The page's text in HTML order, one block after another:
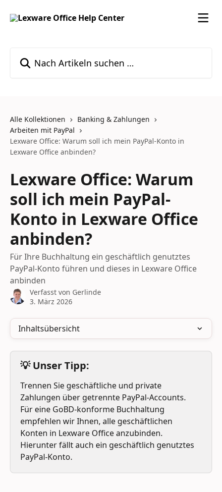
Alle Kollektionen
Banking & Zahlungen
Arbeiten mit PayPal
Lexware Office: Warum soll ich mein PayPal-Konto in
Lexware Office anbinden?
Lexware Office: Warum
soll ich mein PayPal-
Konto in Lexware Office
anbinden?
Für Ihre Buchhaltung ein geschäftlich genutztes
PayPal-Konto führen und dieses in Lexware Office
anbinden
Verfasst von Gerlinde
3. März 2026
Inhaltsübersicht
💡 Unser Tipp:
Trennen Sie geschäftliche und private
Zahlungen über getrennte PayPal-Accounts.
Für eine GoBD-konforme Buchhaltung
empfehlen wir Ihnen, alle geschäftlichen
Konten in Lexware Office anzubinden.
Hierunter fällt auch ein geschäftlich genutztes
PayPal-Konto.